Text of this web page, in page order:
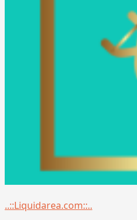
Menu
..::Liquidarea.com::..